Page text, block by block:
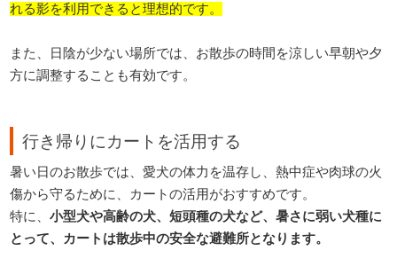
れる影を利用できると理想的です。
また、日陰が少ない場所では、お散歩の時間を涼しい早朝や夕
方に調整することも有効です。
行き帰りにカートを活用する
暑い日のお散歩では、愛犬の体力を温存し、熱中症や肉球の火
傷から守るために、カートの活用がおすすめです。
特に、小型犬や高齢の犬、短頭種の犬など、暑さに弱い犬種に
とって、カートは散歩中の安全な避難所となります。